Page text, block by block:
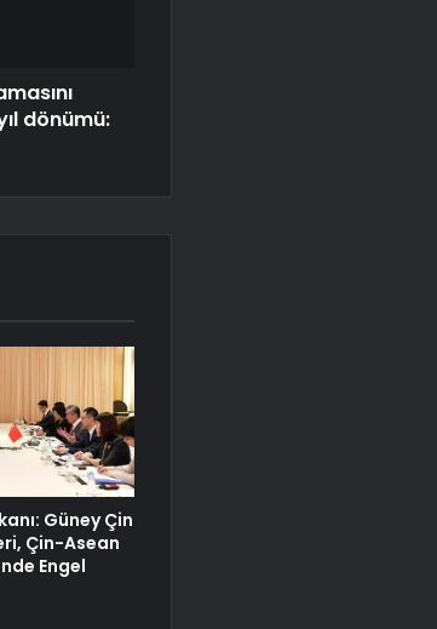
dönümü:
Güney Çin
Çin-Asean
Engel